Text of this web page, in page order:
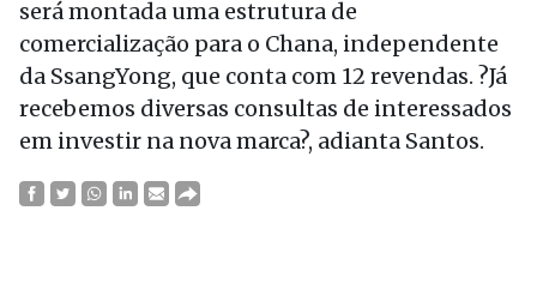
será montada uma estrutura de
comercialização para o Chana, independente
da SsangYong, que conta com 12 revendas. ?Já
recebemos diversas consultas de interessados
em investir na nova marca?, adianta Santos.